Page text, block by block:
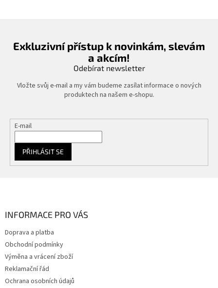
Exkluzivní přístup k novinkám, slevám
a akcím!
Odebírat newsletter
Vložte svůj e-mail a my vám budeme zasílat informace o nových
produktech na našem e-shopu.
E-mail
PŘIHLÁSIT SE
INFORMACE PRO VÁS
Doprava a platba
Obchodní podmínky
Výměna a vrácení zboží
Reklamační řád
Ochrana osobních údajů